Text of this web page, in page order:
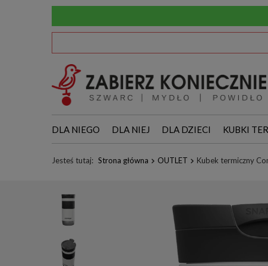
DLA NIEGO DLA NIEJ DLA DZIECI KUBKI
Jesteś tutaj: Strona główna OUTLET Kubek termiczny